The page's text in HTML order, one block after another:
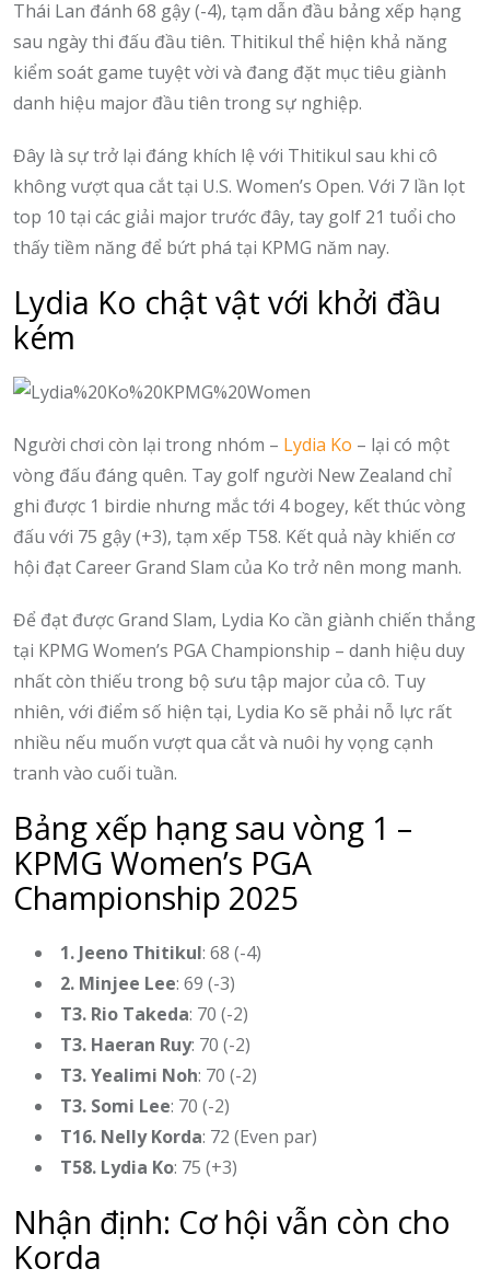
Thái Lan đánh 68 gậy (-4), tạm dẫn đầu bảng xếp hạng
sau ngày thi đấu đầu tiên. Thitikul thể hiện khả năng
kiểm soát game tuyệt vời và đang đặt mục tiêu giành
danh hiệu major đầu tiên trong sự nghiệp.
Đây là sự trở lại đáng khích lệ với Thitikul sau khi cô
không vượt qua cắt tại U.S. Women’s Open. Với 7 lần lọt
top 10 tại các giải major trước đây, tay golf 21 tuổi cho
thấy tiềm năng để bứt phá tại KPMG năm nay.
Lydia Ko chật vật với khởi đầu
kém
Người chơi còn lại trong nhóm – Lydia Ko – lại có một
vòng đấu đáng quên. Tay golf người New Zealand chỉ
ghi được 1 birdie nhưng mắc tới 4 bogey, kết thúc vòng
đấu với 75 gậy (+3), tạm xếp T58. Kết quả này khiến cơ
hội đạt Career Grand Slam của Ko trở nên mong manh.
Để đạt được Grand Slam, Lydia Ko cần giành chiến thắng
tại KPMG Women’s PGA Championship – danh hiệu duy
nhất còn thiếu trong bộ sưu tập major của cô. Tuy
nhiên, với điểm số hiện tại, Lydia Ko sẽ phải nỗ lực rất
nhiều nếu muốn vượt qua cắt và nuôi hy vọng cạnh
tranh vào cuối tuần.
Bảng xếp hạng sau vòng 1 –
KPMG Women’s PGA
Championship 2025
1. Jeeno Thitikul: 68 (-4)
2. Minjee Lee: 69 (-3)
T3. Rio Takeda: 70 (-2)
T3. Haeran Ruy: 70 (-2)
T3. Yealimi Noh: 70 (-2)
T3. Somi Lee: 70 (-2)
T16. Nelly Korda: 72 (Even par)
T58. Lydia Ko: 75 (+3)
Nhận định: Cơ hội vẫn còn cho
Korda